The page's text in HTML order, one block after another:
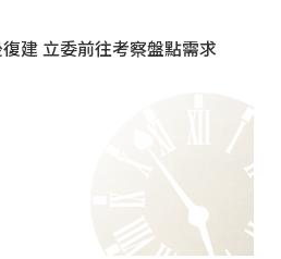
建 立委前往考察盤點需求